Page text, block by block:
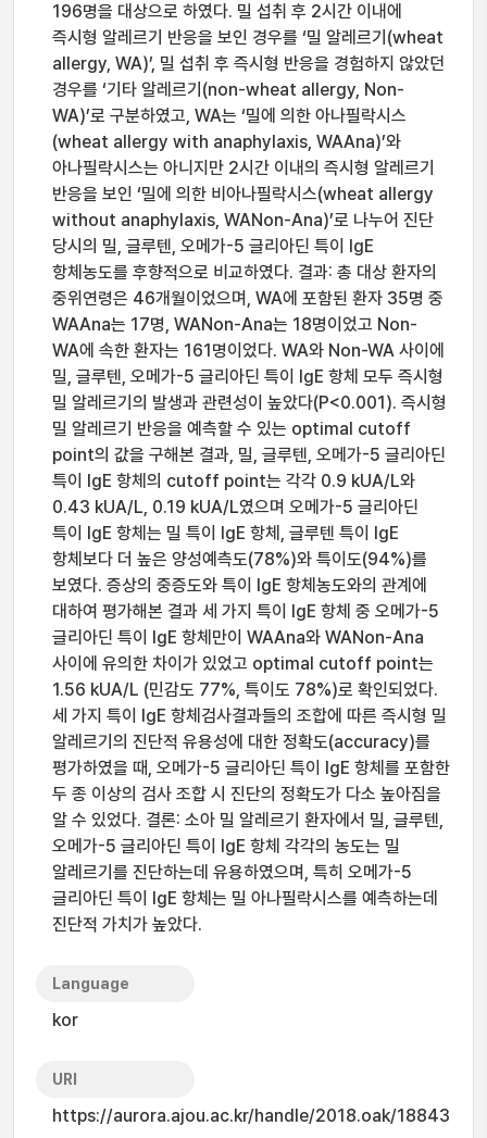
196명을 대상으로 하였다. 밀 섭취 후 2시간 이내에
즉시형 알레르기 반응을 보인 경우를 ‘밀 알레르기(wheat
allergy, WA)’, 밀 섭취 후 즉시형 반응을 경험하지 않았던
경우를 ‘기타 알레르기(non-wheat allergy, Non-
WA)’로 구분하였고, WA는 ‘밀에 의한 아나필락시스
(wheat allergy with anaphylaxis, WAAna)’와
아나필락시스는 아니지만 2시간 이내의 즉시형 알레르기
반응을 보인 ‘밀에 의한 비아나필락시스(wheat allergy
without anaphylaxis, WANon-Ana)’로 나누어 진단
당시의 밀, 글루텐, 오메가-5 글리아딘 특이 IgE
항체농도를 후향적으로 비교하였다. 결과: 총 대상 환자의
중위연령은 46개월이었으며, WA에 포함된 환자 35명 중
WAAna는 17명, WANon-Ana는 18명이었고 Non-
WA에 속한 환자는 161명이었다. WA와 Non-WA 사이에
밀, 글루텐, 오메가-5 글리아딘 특이 IgE 항체 모두 즉시형
밀 알레르기의 발생과 관련성이 높았다(P<0.001). 즉시형
밀 알레르기 반응을 예측할 수 있는 optimal cutoff
point의 값을 구해본 결과, 밀, 글루텐, 오메가-5 글리아딘
특이 IgE 항체의 cutoff point는 각각 0.9 kUA/L와
0.43 kUA/L, 0.19 kUA/L였으며 오메가-5 글리아딘
특이 IgE 항체는 밀 특이 IgE 항체, 글루텐 특이 IgE
항체보다 더 높은 양성예측도(78%)와 특이도(94%)를
보였다. 증상의 중증도와 특이 IgE 항체농도와의 관계에
대하여 평가해본 결과 세 가지 특이 IgE 항체 중 오메가-5
글리아딘 특이 IgE 항체만이 WAAna와 WANon-Ana
사이에 유의한 차이가 있었고 optimal cutoff point는
1.56 kUA/L (민감도 77%, 특이도 78%)로 확인되었다.
세 가지 특이 IgE 항체검사결과들의 조합에 따른 즉시형 밀
알레르기의 진단적 유용성에 대한 정확도(accuracy)를
평가하였을 때, 오메가-5 글리아딘 특이 IgE 항체를 포함한
두 종 이상의 검사 조합 시 진단의 정확도가 다소 높아짐을
알 수 있었다. 결론: 소아 밀 알레르기 환자에서 밀, 글루텐,
오메가-5 글리아딘 특이 IgE 항체 각각의 농도는 밀
알레르기를 진단하는데 유용하였으며, 특히 오메가-5
글리아딘 특이 IgE 항체는 밀 아나필락시스를 예측하는데
진단적 가치가 높았다.
Language
kor
URI
https://aurora.ajou.ac.kr/handle/2018.oak/18843